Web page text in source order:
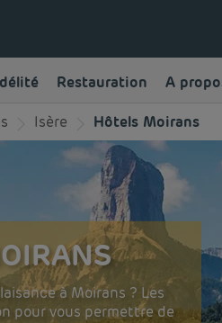
Restauration A
Isère Hôtels Moirans
à Moirans ? Les
pour vous permettre de